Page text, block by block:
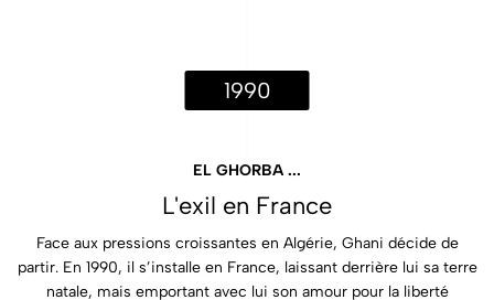
1990
EL GHORBA ...
L'exil en France
Face aux pressions croissantes en Algérie, Ghani décide de
partir. En 1990, il s’installe en France, laissant derrière lui sa terre
natale, mais emportant avec lui son amour pour la liberté